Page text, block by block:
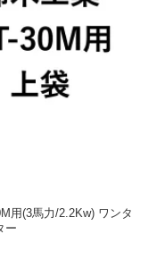
用(3馬力/2.2Kw) ワンタ
ー